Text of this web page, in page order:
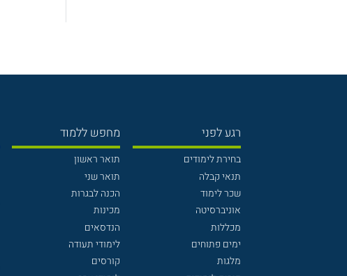
רגע לפני
בחירת לימודים
תנאי קבלה
שכר לימוד
אוניברסיטה
מכללות
ימים פתוחים
מלגות
מחפש ללמוד
תואר ראשון
תואר שני
הכנה לבגרות
מכינות
הנדסאים
לימודי תעודה
קורסים